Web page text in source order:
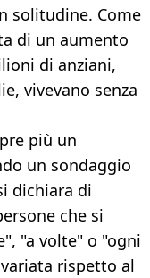
solitudine. Come
di un aumento
di anziani,
vivevano senza
più un
un sondaggio
dichiara di
che si
"a volte" o "ogni
rispetto al